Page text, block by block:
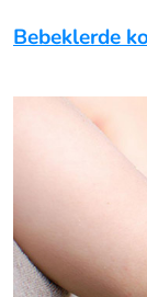
Bebeklerde